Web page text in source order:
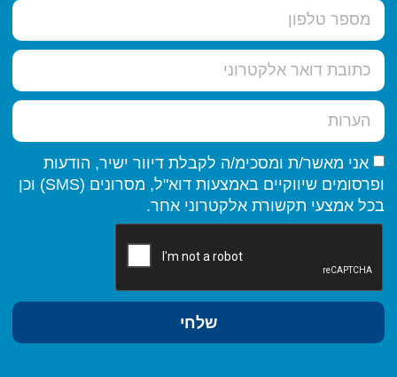
אני מאשר/ת ומסכימ/ה לקבלת דיוור ישיר, הודעות
ופרסומים שיווקיים באמצעות דוא"ל, מסרונים (SMS) וכן
בכל אמצעי תקשורת אלקטרוני אחר.
שלחי